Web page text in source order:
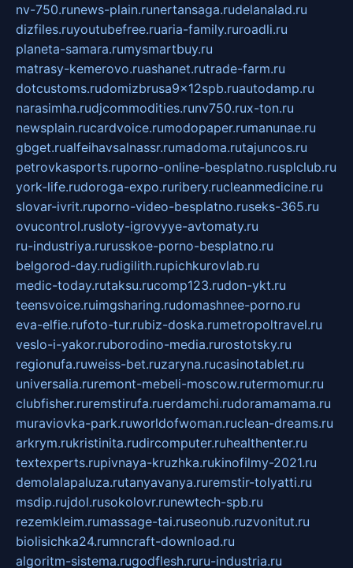
nv-750.runews-plain.runertansaga.rudelanalad.ru
dizfiles.ruyoutubefree.ruaria-family.ruroadli.ru
planeta-samara.rumysmartbuy.ru
matrasy-kemerovo.ruashanet.rutrade-farm.ru
dotcustoms.rudomizbrusa9x12spb.ruautodamp.ru
narasimha.rudjcommodities.runv750.rux-ton.ru
newsplain.rucardvoice.rumodopaper.rumanunae.ru
gbget.rualfeihavsalnassr.rumadoma.rutajuncos.ru
petrovkasports.ruporno-online-besplatno.rusplclub.ru
york-life.rudoroga-expo.ruribery.rucleanmedicine.ru
slovar-ivrit.ruporno-video-besplatno.ruseks-365.ru
ovucontrol.rusloty-igrovyye-avtomaty.ru
ru-industriya.rurusskoe-porno-besplatno.ru
belgorod-day.rudigilith.rupichkurovlab.ru
medic-today.rutaksu.rucomp123.rudon-ykt.ru
teensvoice.ruimgsharing.rudomashnee-porno.ru
eva-elfie.rufoto-tur.rubiz-doska.rumetropoltravel.ru
veslo-i-yakor.ruborodino-media.rurostotsky.ru
regionufa.ruweiss-bet.ruzaryna.rucasinotablet.ru
universalia.ruremont-mebeli-moscow.rutermomur.ru
clubfisher.ruremstirufa.ruerdamchi.rudoramamama.ru
muraviovka-park.ruworldofwoman.ruclean-dreams.ru
arkrym.rukristinita.rudircomputer.ruhealthenter.ru
textexperts.rupivnaya-kruzhka.rukinofilmy-2021.ru
demolalapaluza.rutanyavanya.ruremstir-tolyatti.ru
msdip.rujdol.rusokolovr.runewtech-spb.ru
rezemkleim.rumassage-tai.ruseonub.ruzvonitut.ru
biolisichka24.rumncraft-download.ru
algoritm-sistema.rugodflesh.ruru-industria.ru